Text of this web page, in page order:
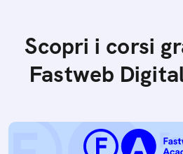
Scopri i corsi
Fastweb